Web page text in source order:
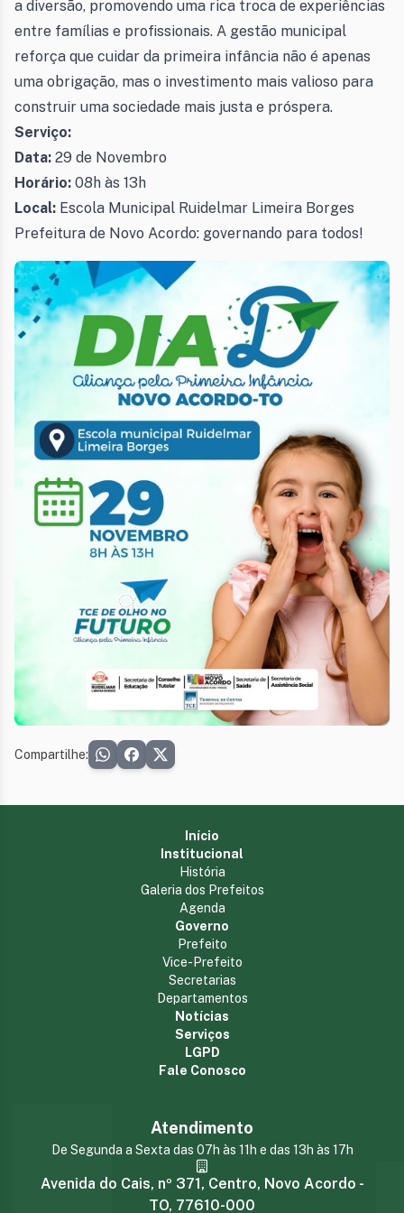
a diversão, promovendo uma rica troca de experiências
entre famílias e profissionais. A gestão municipal
reforça que cuidar da primeira infância não é apenas
uma obrigação, mas o investimento mais valioso para
construir uma sociedade mais justa e próspera.
Serviço:
Data: 29 de Novembro
Horário: 08h às 13h
Local: Escola Municipal Ruidelmar Limeira Borges
Prefeitura de Novo Acordo: governando para todos!
Compartilhe:
Início
Institucional
História
Galeria dos Prefeitos
Agenda
Governo
Prefeito
Vice-Prefeito
Secretarias
Departamentos
Notícias
Serviços
LGPD
Fale Conosco
Atendimento
De Segunda a Sexta das 07h às 11h e das 13h às 17h
Avenida do Cais, nº 371, Centro, Novo Acordo -
TO, 77610-000